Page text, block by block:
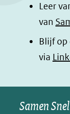
in
Leer
van
Blijf op
via
Samen